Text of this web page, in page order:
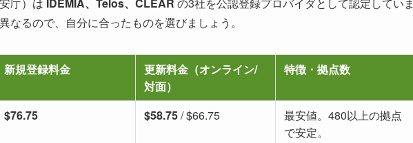
なるので、自分に合ったものを選びましょう。
新規登録料金
更新料金（オンライン/
対面）
特徴・拠点数
$76.75 $58.75/ $66.75
最安値。480以上の拠点
で安定。